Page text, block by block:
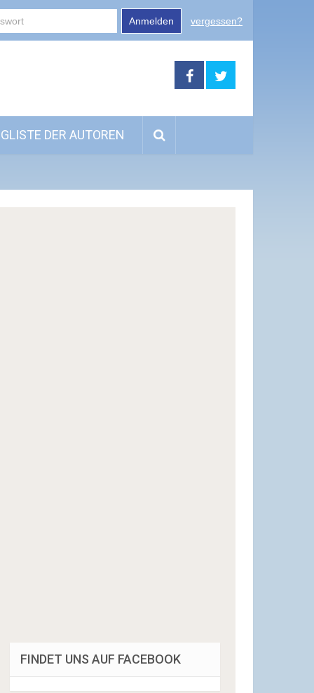
Anmelden vergessen?
DER AUTOREN
FINDET UNS AUF FACEBOOK